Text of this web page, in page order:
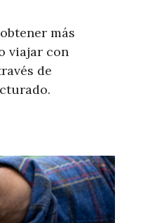
más
viajar con
de